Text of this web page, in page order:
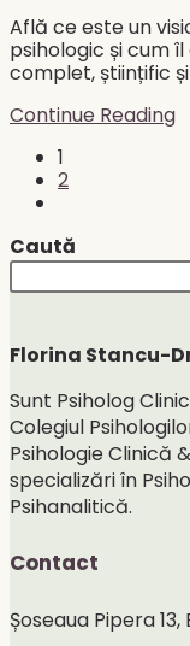
Află ce este un
psihologic și cum
complet, științific
Continue Reading
și
îl
1
2
the
next
page
Caută
Florina Stancu-
Sunt Psiholog
Colegiul
Psihologie Clinică
specializări în
Psihanalitică.
Contact
Șoseaua Pipera 13,